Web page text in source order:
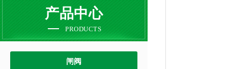
产品中心
PRODUCTS
闸阀